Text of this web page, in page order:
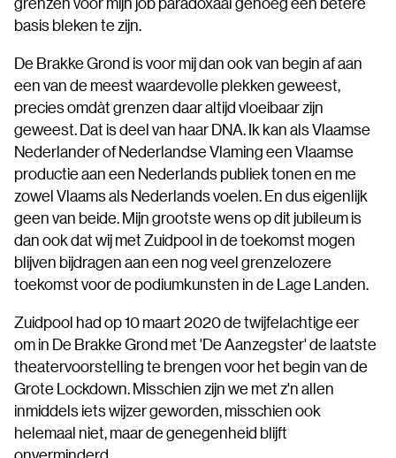
basis bleken te zijn.
De Brakke Grond is voor mij dan ook van begin af aan
een van de meest waardevolle plekken geweest,
precies omdàt grenzen daar altijd vloeibaar zijn
geweest. Dat is deel van haar DNA. Ik kan als Vlaamse
Nederlander of Nederlandse Vlaming een Vlaamse
productie aan een Nederlands publiek tonen en me
zowel Vlaams als Nederlands voelen. En dus eigenlijk
geen van beide. Mijn grootste wens op dit jubileum is
dan ook dat wij met Zuidpool in de toekomst mogen
blijven bijdragen aan een nog veel grenzelozere
toekomst voor de podiumkunsten in de Lage Landen.
Zuidpool had op 10 maart 2020 de twijfelachtige eer
om in De Brakke Grond met 'De Aanzegster' de laatste
theatervoorstelling te brengen voor het begin van de
Grote Lockdown. Misschien zijn we met z'n allen
inmiddels iets wijzer geworden, misschien ook
helemaal niet, maar de genegenheid blijft